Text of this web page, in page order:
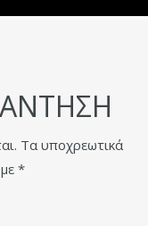
Τα υποχρεωτικά
*